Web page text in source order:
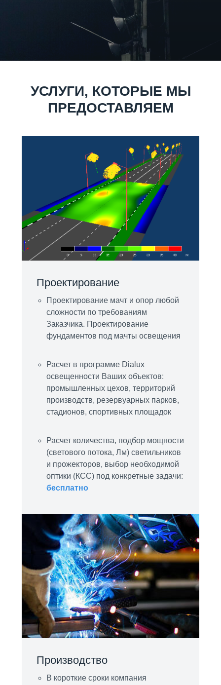
УСЛУГИ, КОТОРЫЕ МЫ
ПРЕДОСТАВЛЯЕМ
Проектирование
Проектирование мачт и опор любой
сложности по требованиям
Заказчика. Проектирование
фундаментов под мачты освещения
Расчет в программе Dialux
освещенности Ваших объектов:
промышленных цехов, территорий
производств, резервуарных парков,
стадионов, спортивных площадок
Расчет количества, подбор мощности
(светового потока, Лм) светильников
и прожекторов, выбор необходимой
оптики (КСС) под конкретные задачи:
бесплатно
Производство
В короткие сроки компания